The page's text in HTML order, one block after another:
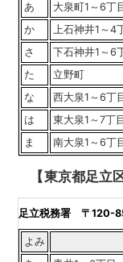
あ
大泉町1～6丁
か
上石神井1～4
さ
下石神井1～6
た
立野町
な
西大泉1～6丁
は
東大泉1～7丁
ま
南大泉1～6丁
【東京都足立
足立税務署 〒120-
よみ